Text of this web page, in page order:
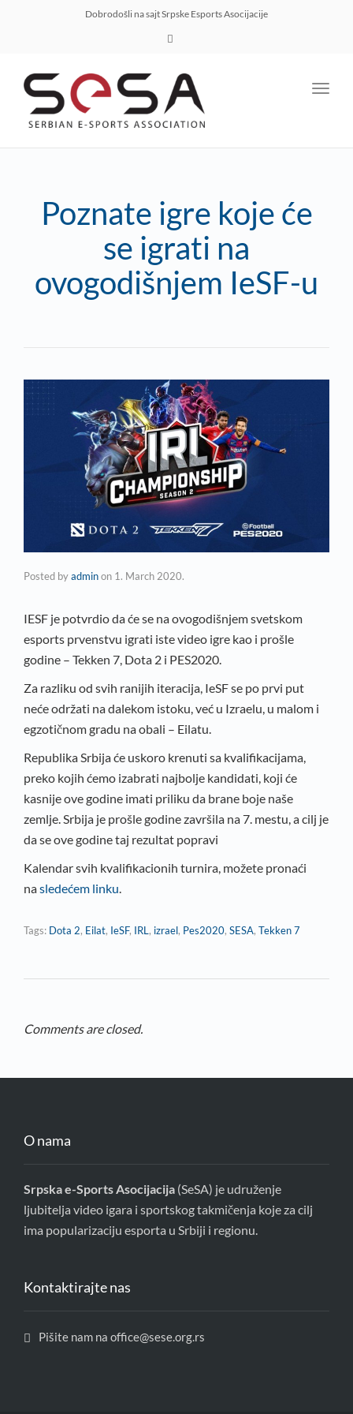
Dobrodošli na sajt Srpske Esports Asocijacije
Poznate igre koje će
se igrati na
ovogodišnjem IeSF-u
Posted byadminon 1. March 2020.
IESF je potvrdio da će se na ovogodišnjem svetskom
esports prvenstvu igrati iste video igre kao i prošle
godine – Tekken 7, Dota 2 i PES2020.
Za razliku od svih ranijih iteracija, IeSF se po prvi put
neće održati na dalekom istoku, već u Izraelu, u malom i
egzotičnom gradu na obali – Eilatu.
Republika Srbija će uskoro krenuti sa kvalifikacijama,
preko kojih ćemo izabrati najbolje kandidati, koji će
kasnije ove godine imati priliku da brane boje naše
zemlje. Srbija je prošle godine završila na 7. mestu, a cilj je
da se ove godine taj rezultat popravi
Kalendar svih kvalifikacionih turnira, možete pronaći
nasledećem linku
Tags: Dota 2, Eilat, IeSF, IRL, izrael, Pes2020, SESA, Tekken 7
Comments are closed.
O nama
Srpska e-Sports Asocijacija (SeSA) je udruženje
ljubitelja video igara i sportskog takmičenja koje za cilj
ima popularizaciju esporta u Srbiji i regionu.
Kontaktirajte nas
Pišite nam na office@sese.org.rs